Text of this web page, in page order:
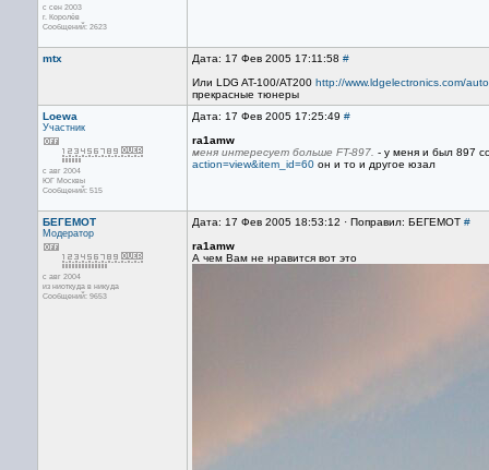
с сен 2003
г. Королёв
Сообщений: 2623
mtx Дата: 17 Фев 2005 17:11:58 #
Или LDG AT-100/AT200 http://www.ldgelectronics.com/
прекрасные тюнеры
Loewa
Участник
с авг 2004
ЮГ Москвы
Сообщений: 515
Дата: 17 Фев 2005 17:25:49 #
ra1amw
меня интересует больше FT-897. - у меня и был 897
action=view&item_id=60 он и то и другое юзал
БЕГЕМОТ
Модератор
с авг 2004
из ниоткуда в никуда
Сообщений: 9653
Дата: 17 Фев 2005 18:53:12 · Поправил: БЕГЕМОТ #
ra1amw
А чем Вам не нравится вот это